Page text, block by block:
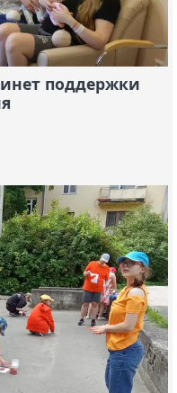
поддержки